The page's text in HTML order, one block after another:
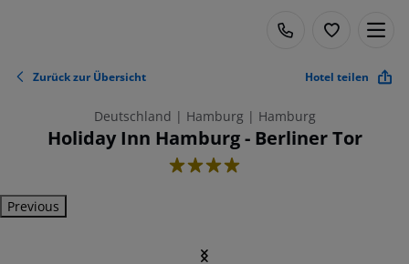
Zurück zur Übersicht Hotel teilen
Deutschland | Hamburg | Hamburg
Holiday Inn Hamburg - Berliner Tor
4
Previous